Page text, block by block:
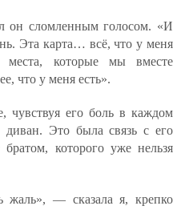
сломленным голосом. «И
Эта карта… всё, что у меня
которые мы вместе
что у меня есть».
чувствуя его боль в каждом
Это была связь с его
которого уже нельзя
— сказала я, крепко